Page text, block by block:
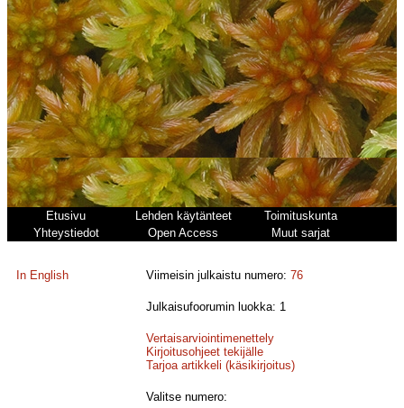
Etusivu Lehden käytänteet
Toimituskunta
Yhteystiedot
Open Access Muut sarjat
In English Viimeisin julkaistu numero:76
Julkaisufoorumin luokka: 1
Vertaisarviointimenettely
Kirjoitusohjeet tekijälle
Tarjoa artikkeli (käsikirjoitus)
Valitse numero: